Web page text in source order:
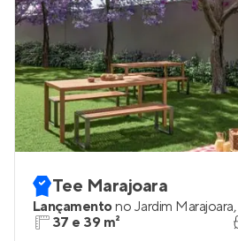
Tee Marajoara
Lançamentono Jardim Marajoara,
37 e 39 m²